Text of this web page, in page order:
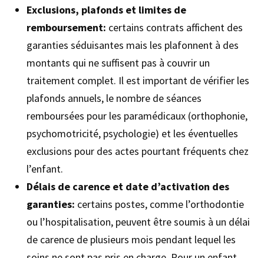
Exclusions, plafonds et limites de
remboursement: certains contrats affichent des
garanties séduisantes mais les plafonnent à des
montants qui ne suffisent pas à couvrir un
traitement complet. Il est important de vérifier les
plafonds annuels, le nombre de séances
remboursées pour les paramédicaux (orthophonie,
psychomotricité, psychologie) et les éventuelles
exclusions pour des actes pourtant fréquents chez
l’enfant.
Délais de carence et date d’activation des
garanties: certains postes, comme l’orthodontie
ou l’hospitalisation, peuvent être soumis à un délai
de carence de plusieurs mois pendant lequel les